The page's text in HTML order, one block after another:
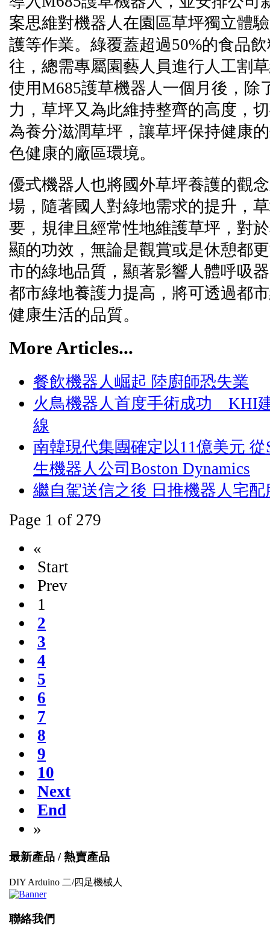
案思維對機器人在園區草坪獨立體
護等作業。綠覆蓋超過50%的食品
往，總需專屬園藝人員進行人工割
使用M685護草機器人一個月後，除
力，草坪又為此維持整齊的高度，
為養分滋潤草坪，讓草坪保持健康
色健康的廠區環境。
優式機器人也將國外草坪養護的觀
場，隨著國人對綠地需求的提升，
要，規律且經常性地維護草坪，對
顯的功效，無論是觀賞或是休憩都
市的綠地品質，顯著影響人體呼吸
都市綠地養護力提高，將可透過都
健康生活的品質。
More Articles...
餐飲機器人崛起 陸廚師恐失業
火鳥機器人首度手術成功 KHI
線
南韓現代集團確定以11億美元
生機器人公司Boston Dynamics
繼自駕送信之後 日推機器人宅配
Page 1 of 279
«
Start
Prev
1
2
3
4
5
6
7
8
9
10
Next
End
»
最新產品 / 熱賣產品
DIY Arduino 二/四足機械人
聯絡我們